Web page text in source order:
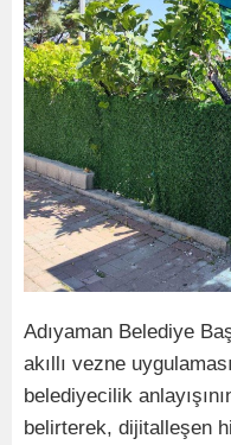
Adıyaman Belediye
akıllı vezne
belediyecilik
belirterek, dijitalleşen